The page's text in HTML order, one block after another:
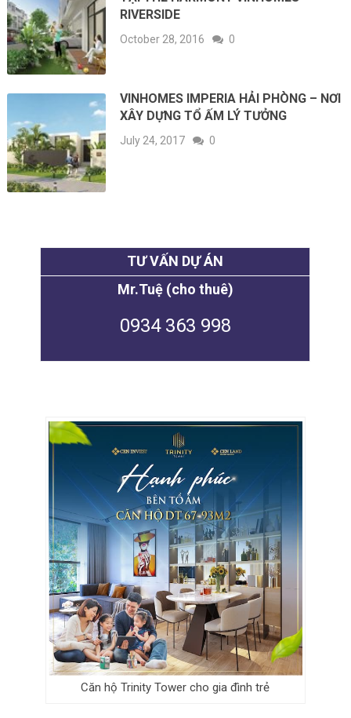
RIVERSIDE
October 28, 2016 0
VINHOMES IMPERIA HẢI PHÒNG – NƠI
XÂY DỰNG TỔ ẤM LÝ TƯỞNG
July 24, 2017 0
TƯ VẤN DỰ ÁN
Mr.Tuệ (cho thuê)
0934 363 998
Căn hộ Trinity Tower cho gia đình trẻ